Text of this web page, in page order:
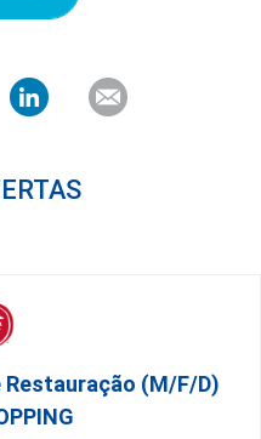
Restauração (m/f/d)